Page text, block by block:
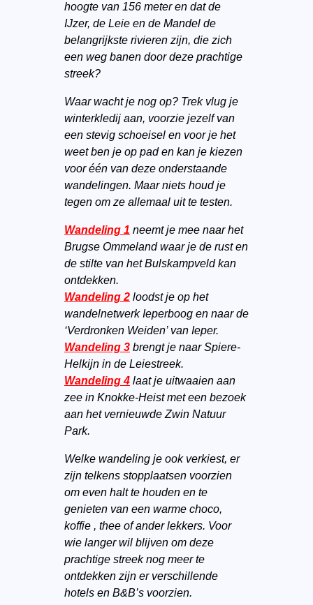
hoogte van 156 meter en dat de
IJzer, de Leie en de Mandel de
belangrijkste rivieren zijn, die zich
een weg banen door deze prachtige
streek?
Waar wacht je nog op? Trek vlug je
winterkledij aan, voorzie jezelf van
een stevig schoeisel en voor je het
weet ben je op pad en kan je kiezen
voor één van deze onderstaande
wandelingen. Maar niets houd je
tegen om ze allemaal uit te testen.
Wandeling 1 neemt je mee naar het
Brugse Ommeland waar je de rust en
de stilte van het Bulskampveld kan
ontdekken.
Wandeling 2 loodst je op het
wandelnetwerk Ieperboog en naar de
‘Verdronken Weiden’ van Ieper.
Wandeling 3 brengt je naar Spiere-
Helkijn in de Leiestreek.
Wandeling 4 laat je uitwaaien aan
zee in Knokke-Heist met een bezoek
aan het vernieuwde Zwin Natuur
Park.
Welke wandeling je ook verkiest, er
zijn telkens stopplaatsen voorzien
om even halt te houden en te
genieten van een warme choco,
koffie , thee of ander lekkers. Voor
wie langer wil blijven om deze
prachtige streek nog meer te
ontdekken zijn er verschillende
hotels en B&B’s voorzien.